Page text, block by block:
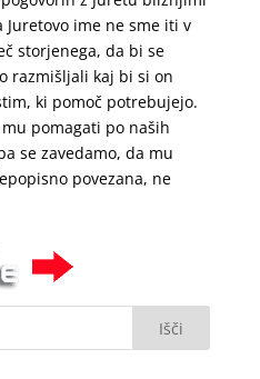
ime ne sme iti v
storjenega, da bi se
razmišljali kaj bi si on
ki pomoč potrebujejo.
pomagati po naših
se zavedamo, da mu
povezana, ne